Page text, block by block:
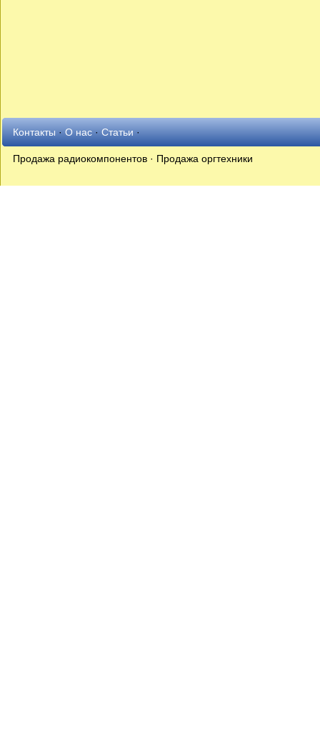
Контакты·О нас·Статьи·
Продажа радиокомпонентов · Продажа оргтехники